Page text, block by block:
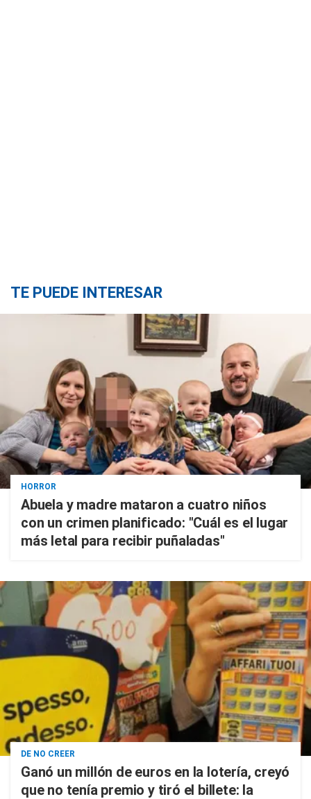
TE PUEDE INTERESAR
HORROR
Abuela y madre mataron a cuatro niños
con un crimen planificado: "Cuál es el lugar
más letal para recibir puñaladas"
DE NO CREER
Ganó un millón de euros en la lotería, creyó
que no tenía premio y tiró el billete: la